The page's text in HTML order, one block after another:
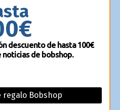
descuento de hasta 100€
de bobshop.
regalo Bobshop